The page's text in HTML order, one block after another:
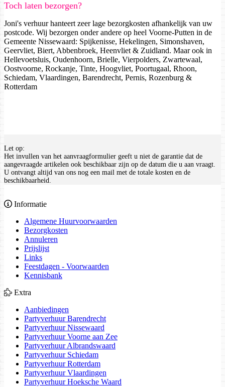
Toch laten bezorgen?
Joni's verhuur hanteert zeer lage bezorgkosten afhankelijk van uw
postcode. Wij bezorgen onder andere op heel Voorne-Putten in de
Gemeente Nissewaard: Spijkenisse, Hekelingen, Simonshaven,
Geervliet, Biert, Abbenbroek, Heenvliet & Zuidland. Maar ook in
Hellevoetsluis, Oudenhoorn, Brielle, Vierpolders, Zwartewaal,
Oostvoorne, Rockanje, Tinte, Hoogvliet, Poortugaal, Rhoon,
Schiedam, Vlaardingen, Barendrecht, Pernis, Rozenburg &
Rotterdam
Let op:
Het invullen van het aanvraagformulier geeft u niet de garantie dat de
aangevraagde artikelen ook beschikbaar zijn op de datum die u aan vraagt.
U ontvangt altijd van ons nog een mail met de totale kosten en de
beschikbaarheid.
Informatie
Algemene Huurvoorwaarden
Bezorgkosten
Annuleren
Prijslijst
Links
Feestdagen - Voorwaarden
Kennisbank
Extra
Aanbiedingen
Partyverhuur Barendrecht
Partyverhuur Nissewaard
Partyverhuur Voorne aan Zee
Partyverhuur Albrandswaard
Partyverhuur Schiedam
Partyverhuur Rotterdam
Partyverhuur Vlaardingen
Partyverhuur Hoeksche Waard